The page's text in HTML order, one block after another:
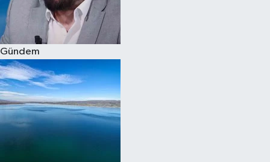
Gündem
Spor
Burç Yorumları
Çocuk
Eğitim